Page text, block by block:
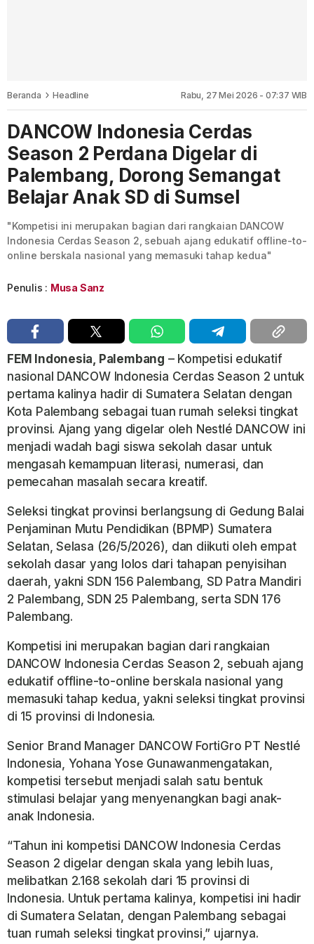
Beranda Headline Rabu, 27 Mei 2026 - 07:37 WIB
DANCOW Indonesia Cerdas
Season 2 Perdana Digelar di
Palembang, Dorong Semangat
Belajar Anak SD di Sumsel
"Kompetisi ini merupakan bagian dari rangkaian DANCOW
Indonesia Cerdas Season 2, sebuah ajang edukatif offline-to-
online berskala nasional yang memasuki tahap kedua"
Penulis : Musa Sanz
FEM Indonesia, Palembang – Kompetisi edukatif
nasional DANCOW Indonesia Cerdas Season 2 untuk
pertama kalinya hadir di Sumatera Selatan dengan
Kota Palembang sebagai tuan rumah seleksi tingkat
provinsi. Ajang yang digelar oleh Nestlé DANCOW ini
menjadi wadah bagi siswa sekolah dasar untuk
mengasah kemampuan literasi, numerasi, dan
pemecahan masalah secara kreatif.
Seleksi tingkat provinsi berlangsung di Gedung Balai
Penjaminan Mutu Pendidikan (BPMP) Sumatera
Selatan, Selasa (26/5/2026), dan diikuti oleh empat
sekolah dasar yang lolos dari tahapan penyisihan
daerah, yakni SDN 156 Palembang, SD Patra Mandiri
2 Palembang, SDN 25 Palembang, serta SDN 176
Palembang.
Kompetisi ini merupakan bagian dari rangkaian
DANCOW Indonesia Cerdas Season 2, sebuah ajang
edukatif offline-to-online berskala nasional yang
memasuki tahap kedua, yakni seleksi tingkat provinsi
di 15 provinsi di Indonesia.
Senior Brand Manager DANCOW FortiGro PT Nestlé
Indonesia, Yohana Yose Gunawanmengatakan,
kompetisi tersebut menjadi salah satu bentuk
stimulasi belajar yang menyenangkan bagi anak-
anak Indonesia.
“Tahun ini kompetisi DANCOW Indonesia Cerdas
Season 2 digelar dengan skala yang lebih luas,
melibatkan 2.168 sekolah dari 15 provinsi di
Indonesia. Untuk pertama kalinya, kompetisi ini hadir
di Sumatera Selatan, dengan Palembang sebagai
tuan rumah seleksi tingkat provinsi,” ujarnya.